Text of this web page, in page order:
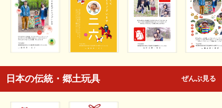
日本の伝統・郷土玩具 ぜんぶ見る